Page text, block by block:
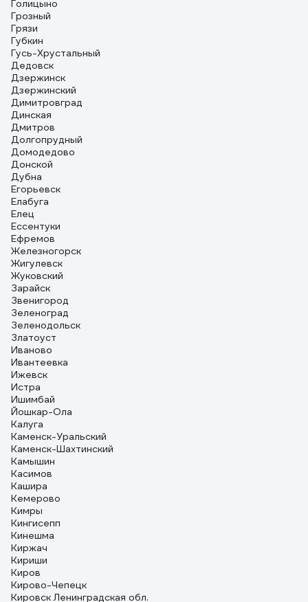
Голицыно
Грозный
Грязи
Губкин
Гусь-Хрустальный
Дедовск
Дзержинск
Дзержинский
Димитровград
Динская
Дмитров
Долгопрудный
Домодедово
Донской
Дубна
Егорьевск
Елабуга
Елец
Ессентуки
Ефремов
Железногорск
Жигулевск
Жуковский
Зарайск
Звенигород
Зеленоград
Зеленодольск
Златоуст
Иваново
Ивантеевка
Ижевск
Истра
Ишимбай
Йошкар-Ола
Калуга
Каменск-Уральский
Каменск-Шахтинский
Камышин
Касимов
Кашира
Кемерово
Кимры
Кингисепп
Кинешма
Киржач
Кириши
Киров
Кирово-Чепецк
Кировск Ленинградская обл.